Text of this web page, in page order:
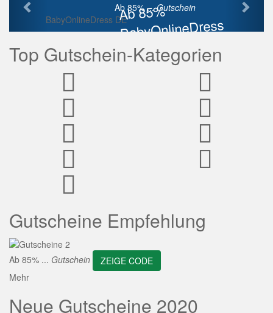
Ab 85%
BabyOnlineDress
Rabatt
Ab 85% ...Gutschein
BabyOnlineDress DE
Top Gutschein-Kategorien
Gutscheine Empfehlung
Ab 85% ... Gutschein
ZEIGE CODE
Mehr
Neue Gutscheine 2020